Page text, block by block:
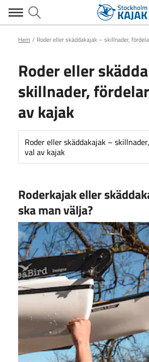
Hem Roder eller skäddakajak – skillnader,
Roder eller
skillnader,
av kajak
Roder eller skäddakajak –
val av kajak
Roderkajak eller
ska man välja?